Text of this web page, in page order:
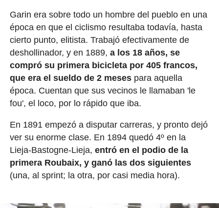
Garin era sobre todo un hombre del pueblo en una
época en que el ciclismo resultaba todavía, hasta
cierto punto, elitista. Trabajó efectivamente de
deshollinador, y en 1889, a los 18 años, se
compró su primera bicicleta por 405 francos,
que era el sueldo de 2 mesespara aquella
época. Cuentan que sus vecinos le llamaban 'le
fou', el loco, por lo rápido que iba.
En 1891 empezó a disputar carreras, y pronto dejó
ver su enorme clase. En 1894 quedó 4º en la
Lieja-Bastogne-Lieja, entró en el podio de la
primera Roubaix, y ganó las dos siguientes
(una, al sprint; la otra, por casi media hora).